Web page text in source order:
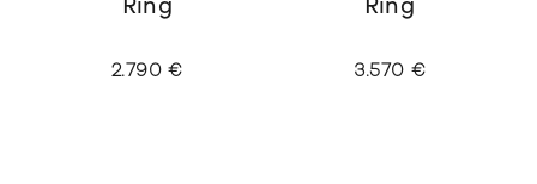
Ring
2.790 €
Ring
3.570 €